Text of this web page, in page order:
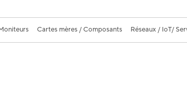
Cartes mères / Composants Réseaux / IoT/